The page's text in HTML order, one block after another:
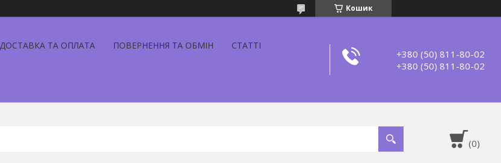
Кошик
ДОСТАВКА ТА ОПЛАТА ПОВЕРНЕННЯ ТА ОБМІН СТАТТІ
+380 (50) 811-80-02
+380 (50) 811-80-02